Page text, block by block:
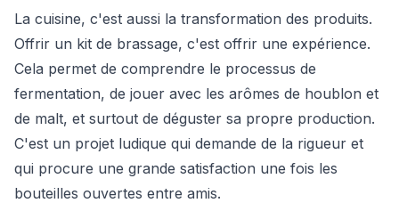
La cuisine, c'est aussi la transformation des produits.
Offrir un kit de brassage, c'est offrir une expérience.
Cela permet de comprendre le processus de
fermentation, de jouer avec les arômes de houblon et
de malt, et surtout de déguster sa propre production.
C'est un projet ludique qui demande de la rigueur et
qui procure une grande satisfaction une fois les
bouteilles ouvertes entre amis.